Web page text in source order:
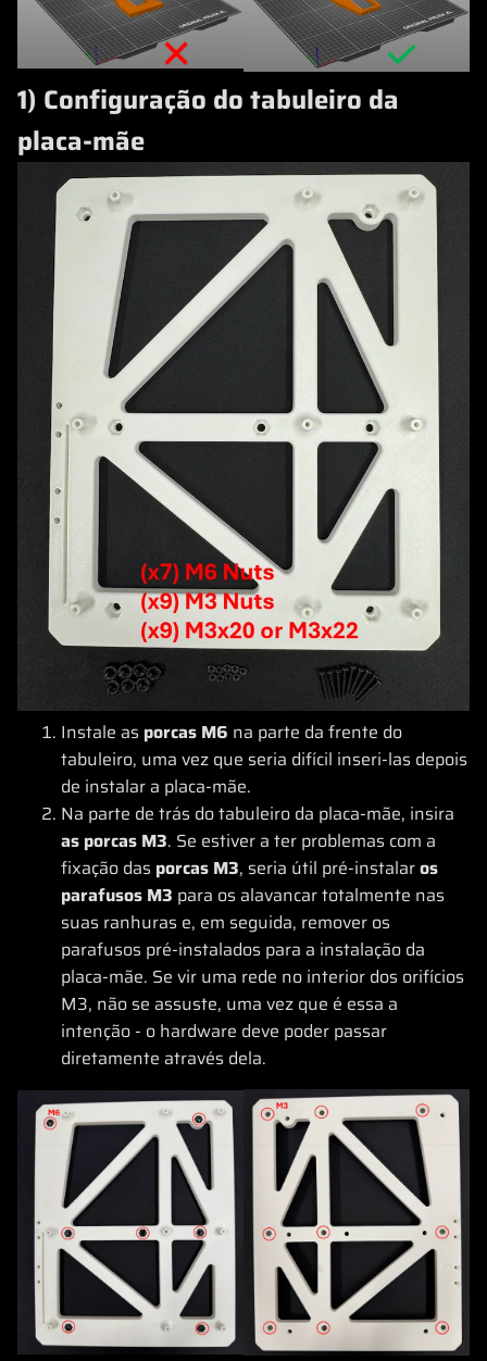
1) Configuração do tabuleiro da
placa-mãe
Instale as porcas M6 na parte da frente do
tabuleiro, uma vez que seria difícil inseri-las depois
de instalar a placa-mãe.
Na parte de trás do tabuleiro da placa-mãe, insira
as porcas M3. Se estiver a ter problemas com a
fixação das porcas M3, seria útil pré-instalaros
parafusos M3 para os alavancar totalmente nas
suas ranhuras e, em seguida, remover os
parafusos pré-instalados para a instalação da
placa-mãe. Se vir uma rede no interior dos orifícios
M3, não se assuste, uma vez que é essa a
intenção - o hardware deve poder passar
diretamente através dela.